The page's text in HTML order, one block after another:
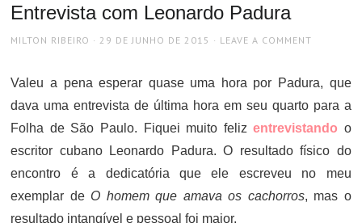
Entrevista com Leonardo Padura
AUTHOR
MILTON RIBEIRO
POSTED
29 DE JUNHO DE 2015 LEAVE A COMMENT
Valeu a pena esperar quase uma hora por Padura, que
dava uma entrevista de última hora em seu quarto para a
Folha de São Paulo. Fiquei muito felizentrevistando o
escritor cubano Leonardo Padura. O resultado físico do
encontro é a dedicatória que ele escreveu no meu
exemplar de O homem que amava os cachorros, mas o
resultado intangível e pessoal foi maior.